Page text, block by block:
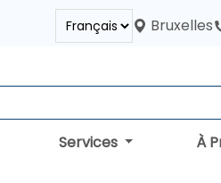
Bruxelles
Services À